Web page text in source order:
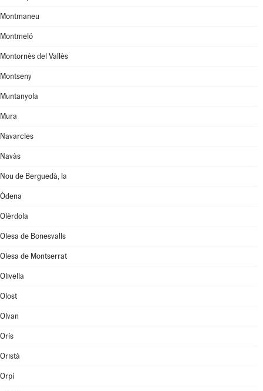
Montmaneu
Montmeló
Montornès del Vallès
Montseny
Muntanyola
Mura
Navarcles
Navàs
Nou de Berguedà, la
Òdena
Olèrdola
Olesa de Bonesvalls
Olesa de Montserrat
Olivella
Olost
Olvan
Orís
Oristà
Orpí